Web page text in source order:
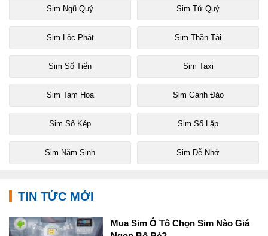
Sim Ngũ Quý Sim Tứ Quý
Sim Lộc Phát Sim Thần Tài
Sim Số Tiến Sim Taxi
Sim Tam Hoa Sim Gánh Đảo
Sim Số Kép Sim Số Lặp
Sim Năm Sinh Sim Dễ Nhớ
TIN TỨC MỚI
Mua Sim Ô Tô Chọn Sim Nào Giá